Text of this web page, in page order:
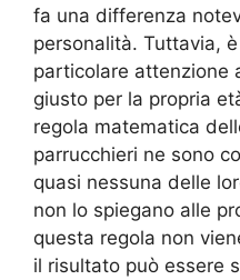
fa una differenza
personalità. Tuttavia,
particolare attenzione
giusto per la propria
regola matematica
parrucchieri ne sono
quasi nessuna delle
non lo spiegano alle
questa regola non
il risultato può essere